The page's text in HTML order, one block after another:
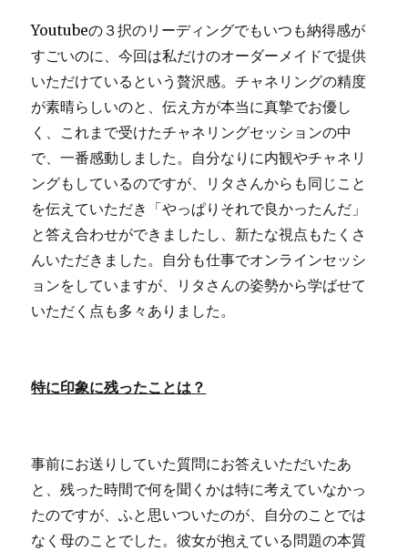
Youtubeの３択のリーディングでもいつも納得感が
すごいのに、今回は私だけのオーダーメイドで提供
いただけているという贅沢感。チャネリングの精度
が素晴らしいのと、伝え方が本当に真摯でお優し
く、これまで受けたチャネリングセッションの中
で、一番感動しました。自分なりに内観やチャネリ
ングもしているのですが、リタさんからも同じこと
を伝えていただき「やっぱりそれで良かったんだ」
と答え合わせができましたし、新たな視点もたくさ
んいただきました。自分も仕事でオンラインセッシ
ョンをしていますが、リタさんの姿勢から学ばせて
いただく点も多々ありました。
特に印象に残ったことは？
事前にお送りしていた質問にお答えいただいたあ
と、残った時間で何を聞くかは特に考えていなかっ
たのですが、ふと思いついたのが、自分のことでは
なく母のことでした。彼女が抱えている問題の本質